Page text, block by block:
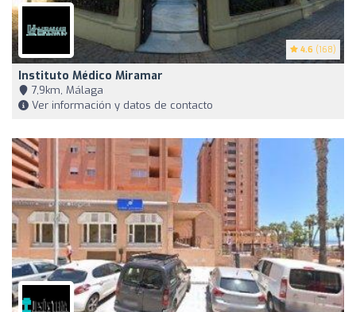
4.6 (168)
Instituto Médico Miramar
7,9km, Málaga
Ver información y datos de contacto